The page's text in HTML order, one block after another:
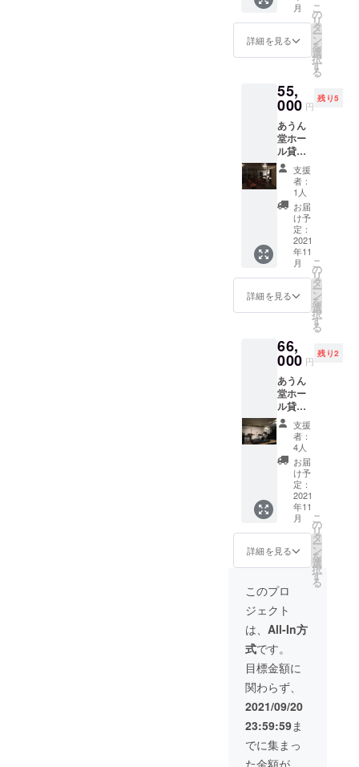
品の場
合、シ
うに見
えるこ
ります
のでご
了承く
ださ
い。 ※
直射日
光や蛍
光灯の
影響で
変色す
ること
があり
ますの
でご了
承くだ
さい。
※冷凍保
存品
（保存
期間約
180日：
ベルに
賞味費
期限表
示あ
り） ※
サイ
ズ：約
8cm x
2.5cm x
3cm（
おおよ
その寸
法とな
りま
す） ※
冷蔵庫
でゆっ
存は解
凍後3日
安にし
て下さ
い。 ※
クール
便(冷凍)
での発
送とな
りま
す。支
援額に
はクー
ル便送
料を含
んでい
※梱包は
化粧箱
く簡易
梱包と
す。 ※
支援数
確定後
のオー
ダー製
るた
め、制
プレミ
アム
（10
個）※マ
ニアも
厚深煎
り マ
ンデリ
ン フ
レンチ
※支援金
額は、
申し込
み時に
「上乗
せ支
援」が
可能で
す。 も
ちろ
ん、お
気持ち
で構い
ませ
支援い
ただき
ありが
とうご
ざいま
す！
のリ
います
ので、
方をご
覧くだ
さい。
【あう
ん堂オ
リジナ
ルＴ
シャ
ツ】
NEWロ
ゴ 吸
汗速
乾、UV
カッ
ト、伸
胸にあ
うん堂
プリン
トした
スマー
トシル
エット
のTシャ
ツで
す。 T
シャ
ツ：
紺、ロ
ゴ：オ
レンジ
※サイズ
はS. M.
L 【あ
うん堂
オリジ
ナル
トート
バッ
グ】 サ
イズ：
W360×
H340×
D130m
m (お
およそ
の寸
法）
トート
ク：
紺、ロ
者：珈
琲文庫
市） ※
常温保
期間約1
年：商
品ラベ
ルに消
費期限
表示あ
り） ※
ゆう
パック
での発
送を予
定して
おりま
す（化
いませ
ん）
※※※現状
の都合
上、募
集期間
中に10
口
（1000
個）達
成した
場合一
旦締め
切りま
すが、
次ロッ
トの納
期確認
加募集
いたし
※※※本返
礼品を
ご選択
いただ
いた方
は、あ
うん堂
ECサイ
トにご
支援者
名掲載
いたし
ます※※※
■あうん
ホール
から感
謝の
しま
す。 こ
ターン
は2021
年11月
以降、
基本的
に有効
期限無
し、配
信時間
概ね1時
間を含
めた4時
信ライ
ブパッ
が、開
催日程
調整含
めて打
ち合わ
せによ
りでき
るだけ
柔軟に
対応い
たしま
す。 ・
搬入～
リハ～
で5時間
（土日
～22時
のうち5
時間）
のライ
ブパッ
クとな
りま
す。 ・
モニ
ターを
含むラ
イヴ音
響機材
１式、
器（ギ
ターア
ンプ2
プ、ド
ラム
ト、ピ
アノ）
を含み
ます。
スモー
クやプ
ロジェ
クター
など追
加で必
要な機
材はオ
プショ
ン（有
出演者
や関係
通費は
含みま
せん。
・ライ
ブ内容
は特に
制限な
くノン
ジャン
ルです
が、建
物老朽
り観客
スタン
グ禁止
となリ
ます。
・2021
以降、
基本有
効期限
なしで
ライブ
開催で
きます
（日程
や内容
間（土
日祝15
時～22
時のう
ライブ
パック
となり
ます。
・モニ
ターを
含むラ
イヴ音
響機材
１式、
オペ
レー
ター1
名、楽
器（ギ
ターア
ンプ2
プ、ド
ラム
ト、ピ
アノ）
を含み
ます。
スモー
クやプ
ロジェ
クター
など追
加で必
要な機
材はオ
プショ
ン（有
す。 ・
や関係
者の交
含みま
せん。
・ライ
ブ内容
は特に
くノン
ジャン
月
詳細を見る
こ
の
リ
タ
ー
ン
を
選
択
す
る
55,
000 円
残り5
あうん
堂ホー
ル貸切
＆配信
ライブ
パック
(平日)
・搬入
～リハ
～本番
～撤収
まで5時
間（土
日祝15
時～22
間）の
ライブ
パック
となり
ます。
・モニ
ターを
含むラ
イヴ音
響機材
１式、
音響オ
ペレー
ター1
名、配
信機材
（カメ
式、配
レータ1
名、カ
メラス
タッフ1
名、楽
器（ギ
ターア
ンプ2
ベース
アン
プ、ド
支援
者：
1人
お届
け予
定：
2021
年11
月
詳細を見る
こ
の
リ
タ
ー
ン
を
選
択
す
る
66,
000 円
残り2
あうん
堂ホー
ル貸切
＆配信
ライブ
パック
(土日祝)
・搬入
～リハ
～本番
～撤収
まで5時
間（土
日祝15
時～22
ち5時
間）の
ライブ
パック
となり
ます。
・モニ
ターを
含むラ
イヴ音
響機材
１式、
音響オ
ペレー
支援
者：
4人
お届
け予
定：
2021
年11
月
詳細を見る
こ
の
リ
タ
ー
ン
を
選
択
す
る
このプロ
ジェクト
は、 All-In方
式です。
目標金額に
関わらず、
2021/09/20
23:59:59ま
でに集まっ